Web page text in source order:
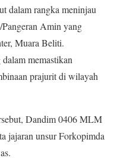
dalam rangka meninjau
Amin yang
Muara Beliti.
memastikan
prajurit di wilayah
Dandim 0406 MLM
jajaran unsur Forkopimda